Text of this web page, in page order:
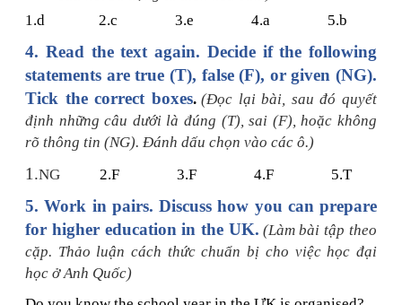
1.d 2.c 3.e 4.a 5.b
4. Read the text again. Decide if the following
statements are true (T), false (F), or given (NG).
Tick the correct boxes. (Đọc lại bài, sau đó quyết
định những câu dưới là đúng (T), sai (F), hoặc không
rõ thông tin (NG). Đánh dấu chọn vào các ô.)
1.NG 2.F 3.F 4.F 5.T
5. Work in pairs. Discuss how you can prepare
for higher education in the UK. (Làm bài tập theo
cặp. Thảo luận cách thức chuẩn bị cho việc học đại
học ở Anh Quốc)